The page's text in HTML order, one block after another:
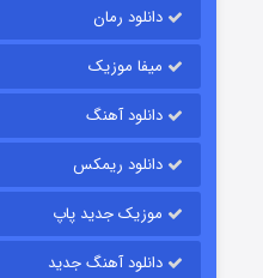
باب
قسمت
دانلود رمان
میفا موزیک
دانلود آهنگ
دانلود ریمکس
موزیک جدید پاپ
دانلود آهنگ جدید